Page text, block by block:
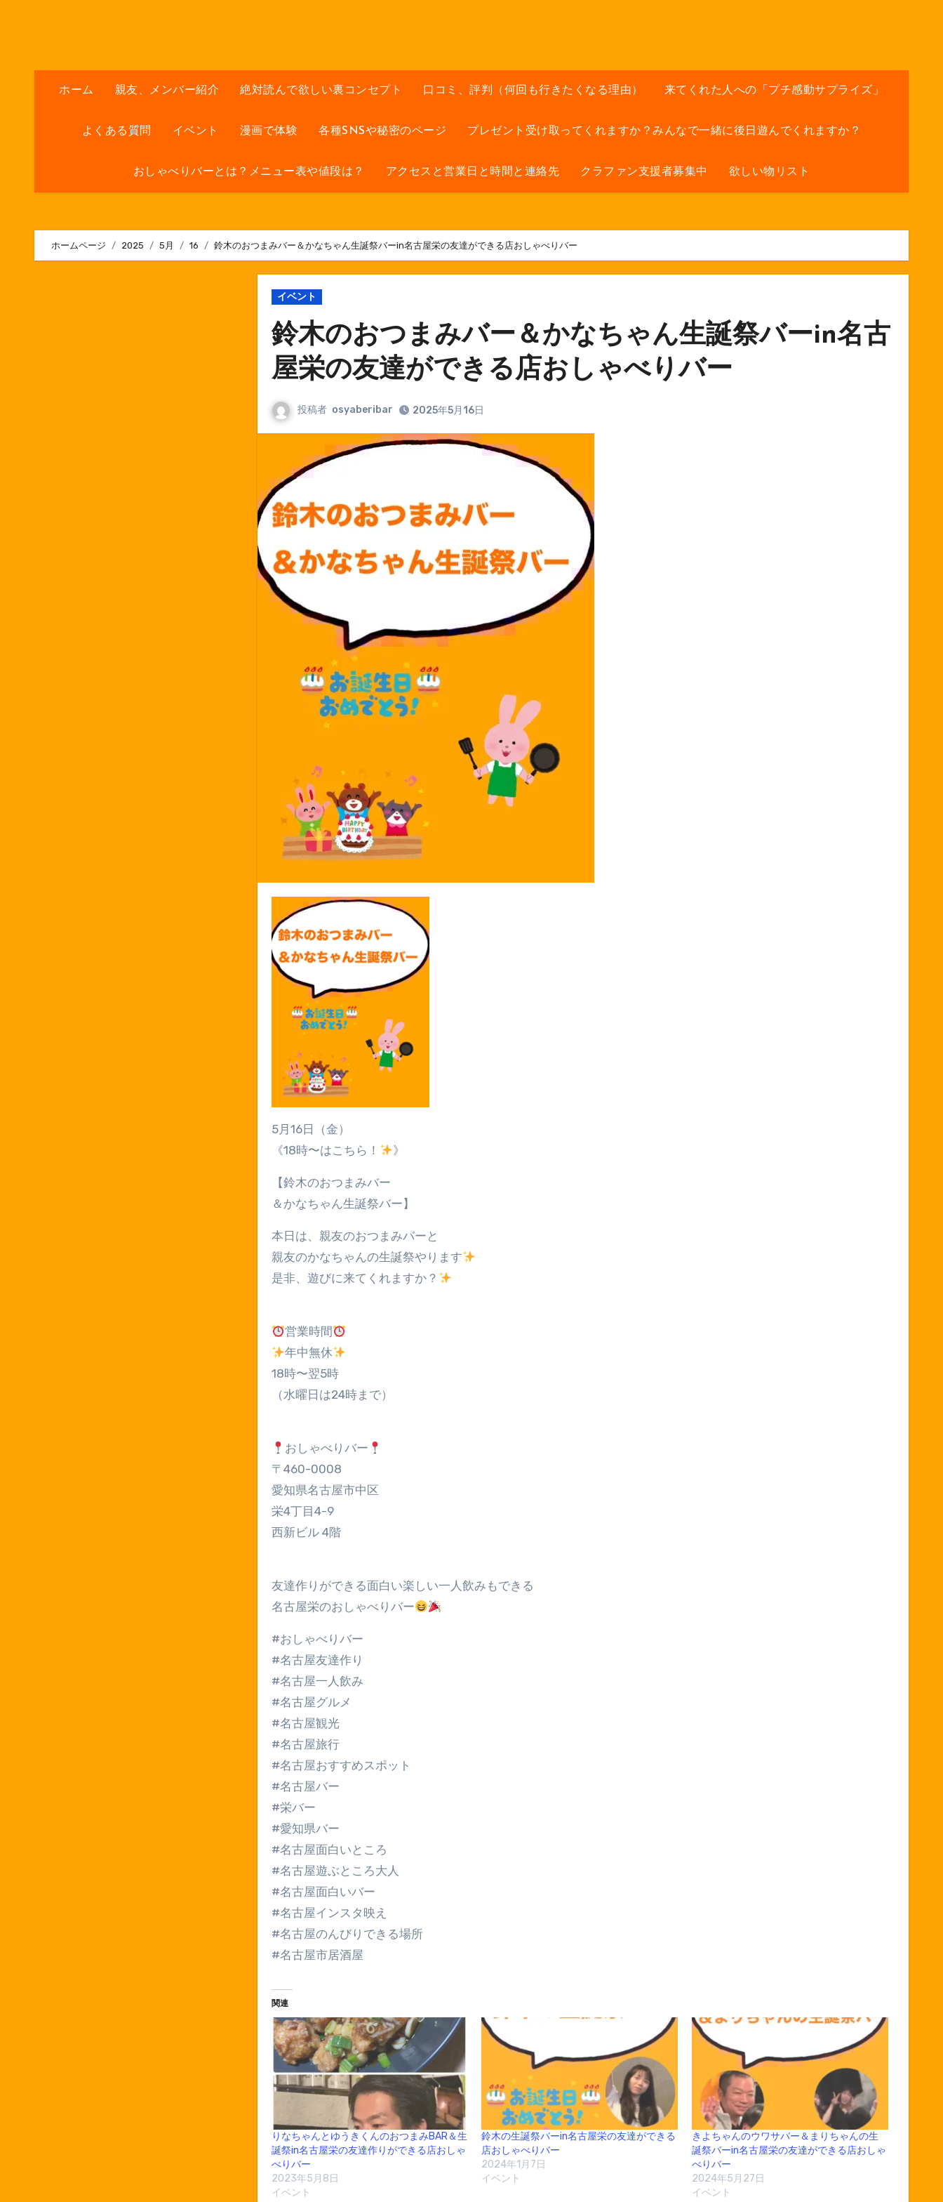
ホーム 親友、メンバー紹介 絶対読んで欲しい裏コンセプト 口コミ、評判（何回も行きたくなる理由） 来てくれた人への「プチ感動サプライズ」
よくある質問 イベント 漫画で体験 各種SNSや秘密のページ プレゼント受け取ってくれますか？みんなで一緒に後日遊んでくれますか？
おしゃべりバーとは？メニュー表や値段は？ アクセスと営業日と時間と連絡先 クラファン支援者募集中 欲しい物リスト
ホームページ 2025 5月 16 鈴木のおつまみバー＆かなちゃん生誕祭バーin名古屋栄の友達ができる店おしゃべりバー
イベント
鈴木のおつまみバー＆かなちゃん生誕祭バーin名古
屋栄の友達ができる店おしゃべりバー
投稿者 osyaberibar 2025年5月16日
5月16日（金）
《18時〜はこちら！
》
【鈴木のおつまみバー
＆かなちゃん生誕祭バー】
本日は、親友のおつまみバーと
親友のかなちゃんの生誕祭やります
是非、遊びに来てくれますか？
営業時間
年中無休
18時〜翌5時
（水曜日は24時まで）
おしゃべりバー
〒460-0008
愛知県名古屋市中区
栄4丁目4-9
西新ビル 4階
友達作りができる面白い楽しい一人飲みもできる
名古屋栄のおしゃべりバー
#おしゃべりバー
#名古屋友達作り
#名古屋一人飲み
#名古屋グルメ
#名古屋観光
#名古屋旅行
#名古屋おすすめスポット
#名古屋バー
#栄バー
#愛知県バー
#名古屋面白いところ
#名古屋遊ぶところ大人
#名古屋面白いバー
#名古屋インスタ映え
#名古屋のんびりできる場所
#名古屋市居酒屋
関連
りなちゃんとゆうきくんのおつまみBAR＆生
誕祭in名古屋栄の友達作りができる店おしゃ
べりバー
2023年5月8日
イベント
鈴木の生誕祭バーin名古屋栄の友達ができる
店おしゃべりバー
2024年1月7日
イベント
きよちゃんのウワサバー＆まりちゃんの生
誕祭バーin名古屋栄の友達ができる店おしゃ
べりバー
2024年5月27日
イベント